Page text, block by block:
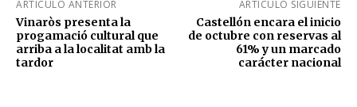
ARTÍCULO ANTERIOR
Vinaròs presenta la
progamació cultural que
arriba a la localitat amb la
tardor
ARTÍCULO SIGUIENTE
Castellón encara el inicio
de octubre con reservas al
61% y un marcado
carácter nacional